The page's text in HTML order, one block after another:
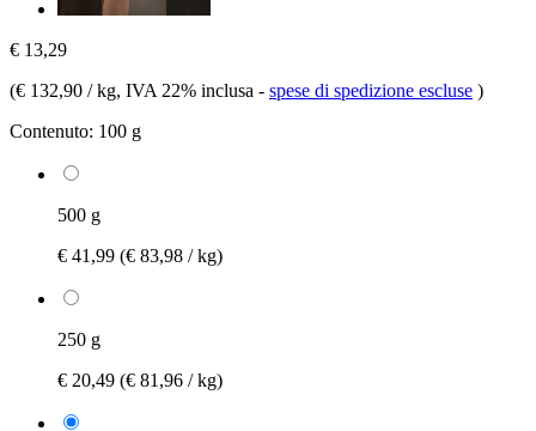
€ 13,29
(€ 132,90 / kg, IVA 22% inclusa - spese di spedizione escluse )
Contenuto: 100 g
500 g
€ 41,99 (€ 83,98 / kg)
250 g
€ 20,49 (€ 81,96 / kg)